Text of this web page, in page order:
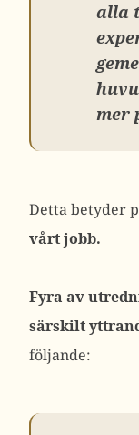
alla
mer
Detta betyder
vårt jobb.
Fyra av
särskilt
följande: